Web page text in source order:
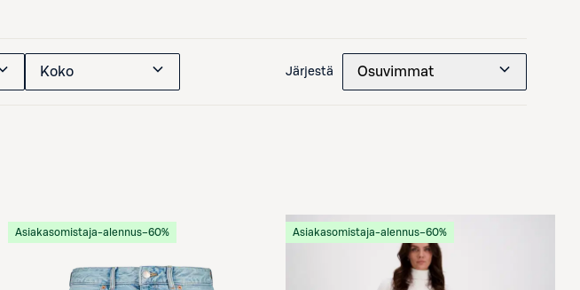
Koko Järjestä Osuvimmat
Asiakasomistaja-alennus−60% Asiakasomistaja-alennus−60%